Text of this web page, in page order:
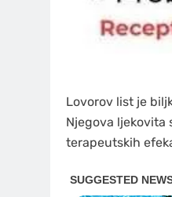
Lovorov list je
Njegova ljekovita
terapeutskih